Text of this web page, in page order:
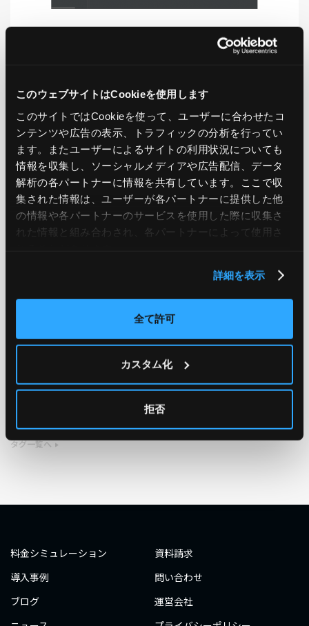
このウェブサイトはCookieを使用します
このサイトではCookieを使って、ユーザーに合わせたコ
ンテンツや広告の表示、トラフィックの分析を行ってい
ます。またユーザーによるサイトの利用状況についても
情報を収集し、ソーシャルメディアや広告配信、データ
解析の各パートナーに情報を共有しています。ここで収
集された情報は、ユーザーが各パートナーに提供した他
の情報や各パートナーのサービスを使用した際に収集さ
れた情報と組み合わされ、各パートナーによって使用さ
詳細を表示
全て許可
カスタム化
拒否
SHARE
PREV NEXT
BACK TO LIST
CATEGORY
TAG
#AWS re:Invent 2019 #奮闘記
#○○してみた
#自動化 #エンジニア
#エンジニア
タグ一覧へ
料金シミュレーション
導入事例
ブログ
資料請求
問い合わせ
運営会社